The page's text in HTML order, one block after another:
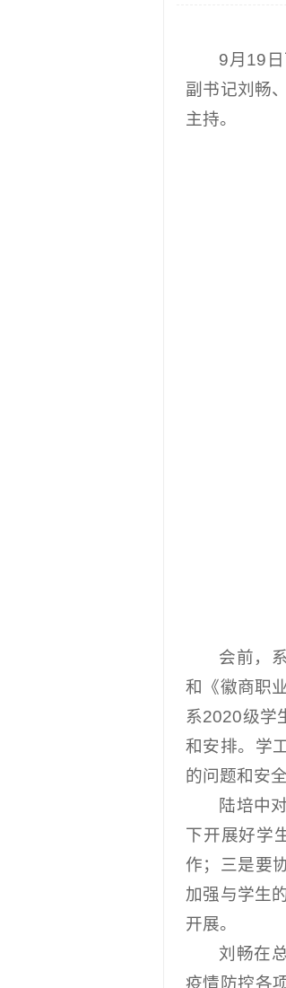
9月19
副书记刘畅
主持。
会前，
和《徽商职
系2020级学
和安排。学
的问题和安
陆培中
下开展好学
作；三是要
加强与学生
开展。
刘畅在
疫情防控各